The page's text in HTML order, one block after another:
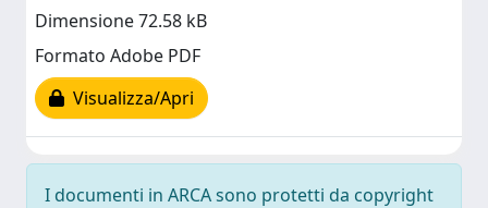
Dimensione 72.58 kB
Formato Adobe PDF
Visualizza/Apri
I documenti in ARCA sono protetti da copyright